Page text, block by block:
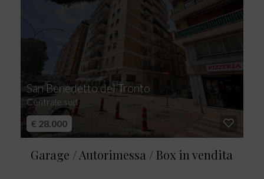
San Benedetto del Tronto
Centrale sud
€ 28.000
Garage / Autorimessa / Box in vendita